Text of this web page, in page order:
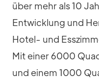
über mehr als 10
Entwicklung und
Hotel- und
Mit einer 6000
und einem 1000